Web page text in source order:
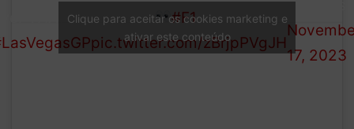
THAT drain cover
#F1
pic.twitter.com/zBrjpPVgJH
17, 2023
Clique para aceitar os cookies marketing e
ativar este conteúdo